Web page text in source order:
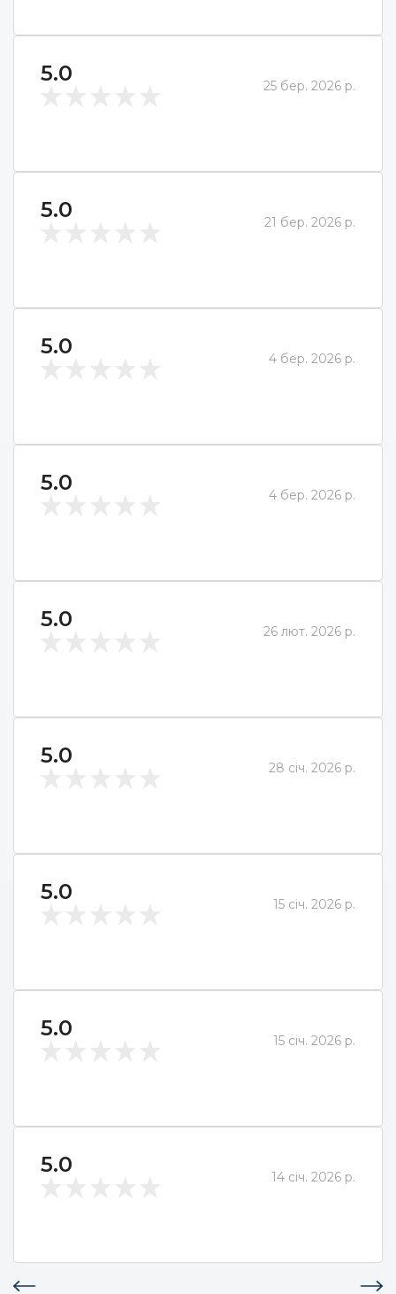
5.0 25 бер. 2026 р.
5.0 21 бер. 2026 р.
5.0 4 бер. 2026 р.
5.0 4 бер. 2026 р.
5.0 26 лют. 2026 р.
5.0 28 січ. 2026 р.
5.0 15 січ. 2026 р.
5.0 15 січ. 2026 р.
5.0 14 січ. 2026 р.